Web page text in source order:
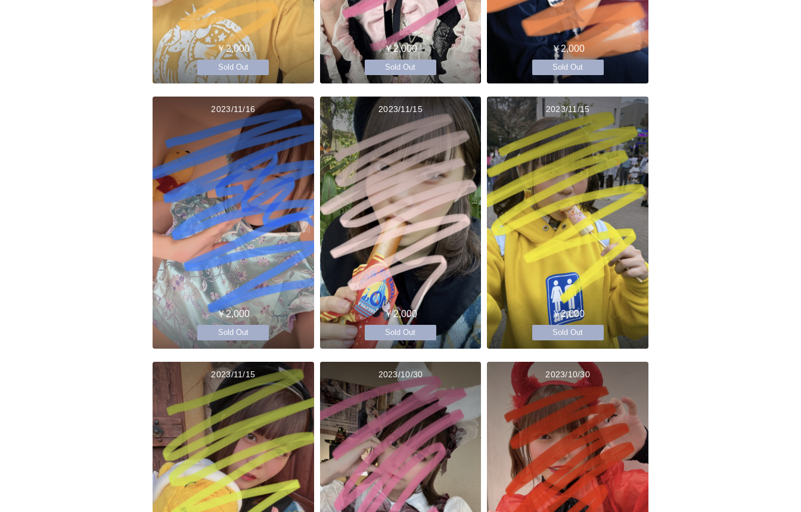
￥2,000
Sold Out
￥2,000
Sold Out
￥2,000
Sold Out
2023/11/16
￥2,000
Sold Out
2023/11/15
￥2,000
Sold Out
2023/11/15
￥2,000
Sold Out
2023/11/15 2023/10/30 2023/10/30